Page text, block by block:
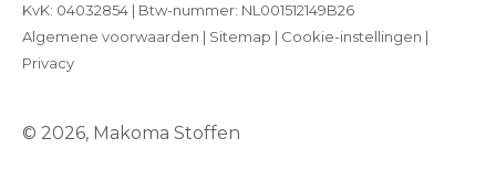
© 2026, Makoma Stoffen
KvK: 04032854 | Btw-nummer: NL001512149B26
Algemene voorwaarden | Sitemap | Cookie-instellingen |
Privacy